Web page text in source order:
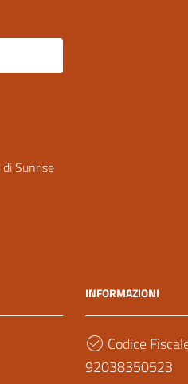
di Sunrise
INFORMAZIONI
Codice
92038350523